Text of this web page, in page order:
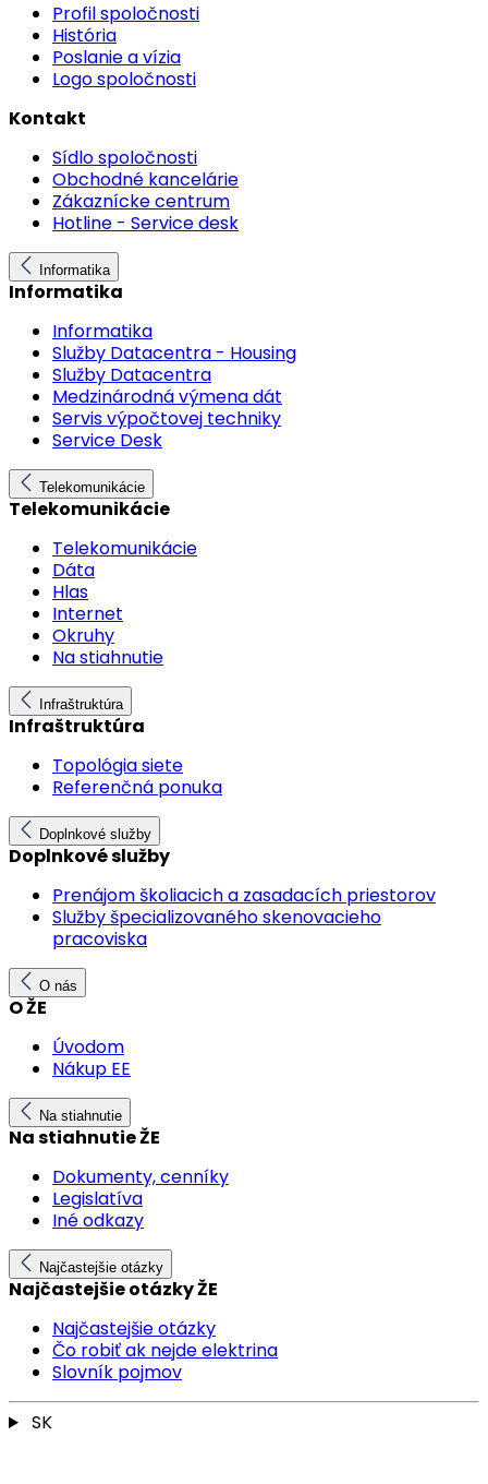
Profil spoločnosti
História
Poslanie a vízia
Logo spoločnosti
Kontakt
Sídlo spoločnosti
Obchodné kancelárie
Zákaznícke centrum
Hotline - Service desk
Informatika
Informatika
Informatika
Služby Datacentra - Housing
Služby Datacentra
Medzinárodná výmena dát
Servis výpočtovej techniky
Service Desk
Telekomunikácie
Telekomunikácie
Telekomunikácie
Dáta
Hlas
Internet
Okruhy
Na stiahnutie
Infraštruktúra
Infraštruktúra
Topológia siete
Referenčná ponuka
Doplnkové služby
Doplnkové služby
Prenájom školiacich a zasadacích priestorov
Služby špecializovaného skenovacieho
pracoviska
O nás
O ŽE
Úvodom
Nákup EE
Na stiahnutie
Na stiahnutie ŽE
Dokumenty, cenníky
Legislatíva
Iné odkazy
Najčastejšie otázky
Najčastejšie otázky ŽE
Najčastejšie otázky
Čo robiť ak nejde elektrina
Slovník pojmov
SK